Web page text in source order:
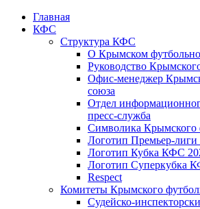
Главная
КФС
Структура КФС
О Крымском
Руководство
Офис-менеджер
союза
Отдел
пресс-служба
Символика Крымского
Логотип Премьер-
Логотип Кубка КФС
Логотип Суперкубка
Respect
Комитеты Крымского
Судейско-